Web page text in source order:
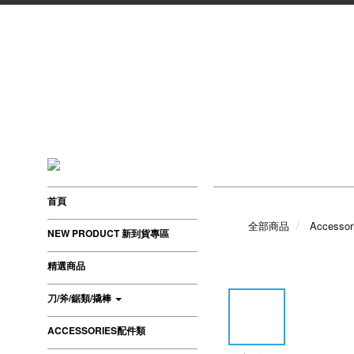
首頁
NEW PRODUCT 新到貨專區
精選商品
刀/斧/鋸類/撬棒
ACCESSORIES配件類
全部商品